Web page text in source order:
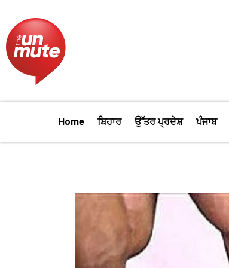
content
Home ਬਿਹਾਰ ਉੱਤਰ ਪ੍ਰਦੇਸ਼ ਪੰਜਾਬ